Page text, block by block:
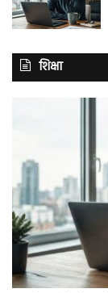
शिक्षा